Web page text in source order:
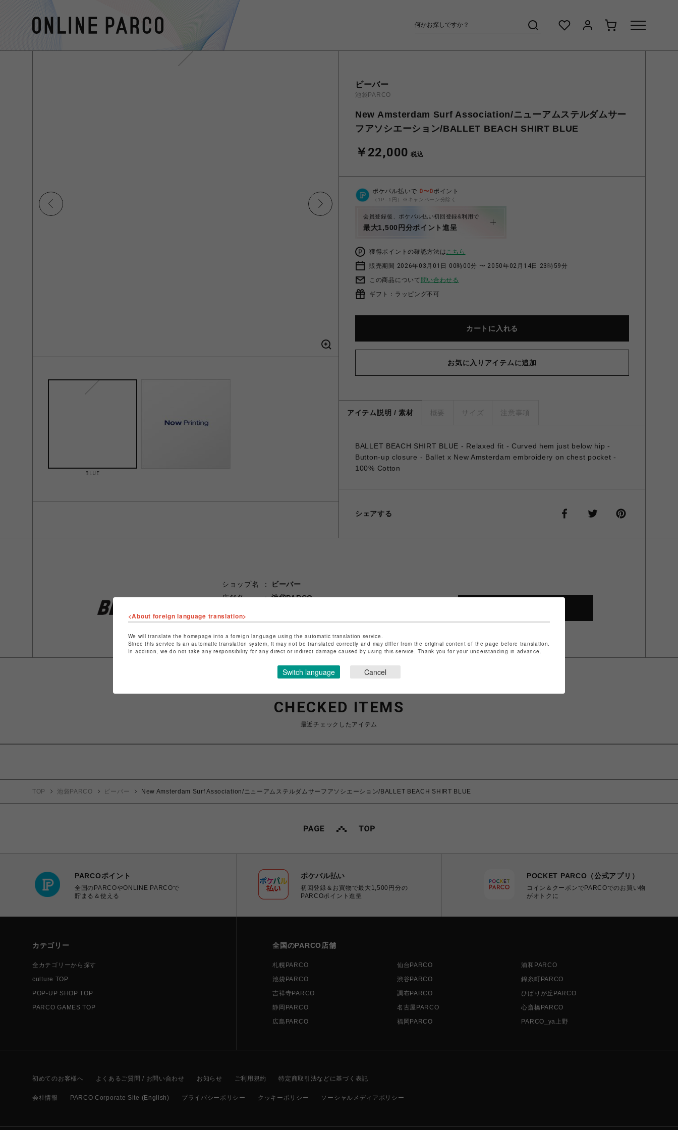
BLUE
ビーバー
池袋PARCO
New Amsterdam Surf Association/ニューアムステルダムサー
フアソシエーション/BALLET BEACH SHIRT BLUE
￥22,000 税込
ポケパル払いで 0〜0ポイント
（1P=1円）※キャンペーン分除く
会員登録後、ポケパル払い初回登録&利用で
最大1,500円分ポイント進呈
獲得ポイントの確認方法はこちら
販売期間 2026年03月01日 00時00分 〜 2050年02月14日 23時59分
この商品について 問い合わせる
ギフト：ラッピング不可
カートに入れる
お気に入りアイテムに追加
アイテム説明 / 素材 概要 サイズ 注意事項
BALLET BEACH SHIRT BLUE - Relaxed fit - Curved hem just below hip -
Button-up closure - Ballet x New Amsterdam embroidery on chest pocket -
100% Cotton
シェアする
ショップ名
ビーバー
店舗名
池袋PARCO
特定商取引法など法令に基づく表記は
CHECKED ITEMS
最近チェックしたアイテム
TOP 池袋PARCO ビーバー New Amsterdam Surf Association/ニューアムステルダムサーフアソシエーション/BALLET BEACH SHIRT BLUE
PARCOポイント
全国のPARCOやONLINE PARCOで
貯まる＆使える
ポケパル払い
初回登録＆お買物で最大1,500円分の
PARCOポイント進呈
POCKET PARCO（公式アプリ）
コイン＆クーポンでPARCOでのお買い物
がオトクに
カテゴリー
全カテゴリーから探す
culture TOP
POP-UP SHOP TOP
PARCO GAMES TOP
全国のPARCO店舗
札幌PARCO 仙台PARCO
浦和PARCO
池袋PARCO
渋谷PARCO
錦糸町PARCO
吉祥寺PARCO
調布PARCO
ひばりが丘PARCO
静岡PARCO
名古屋PARCO
心斎橋PARCO
広島PARCO
福岡PARCO PARCO_ya上野
初めてのお客様へ よくあるご質問 / お問い合わせ お知らせ ご利用規約 特定商取引法などに基づく表記
会社情報 PARCO Corporate Site (English) プライバシーポリシー クッキーポリシー ソーシャルメディアポリシー
<About foreign language translation>
We will translate the homepage into a foreign language using the automatic translation service.
Since this service is an automatic translation system, it may not be translated correctly and may differ from the original content of the page before translation.
In addition, we do not take any responsibility for any direct or indirect damage caused by using this service. Thank you for your understanding in advance.
Switch language Cancel